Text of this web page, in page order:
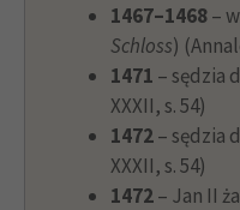
1467–1468–
Schloss)
1471 – sędzia
XXXII, s. 54)
1472– sędzia
XXXII, s. 54)
1472– Jan II